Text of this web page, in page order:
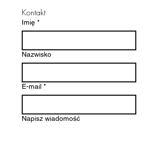
Kontakt
Imię *
Nazwisko
E-mail *
Napisz wiadomość